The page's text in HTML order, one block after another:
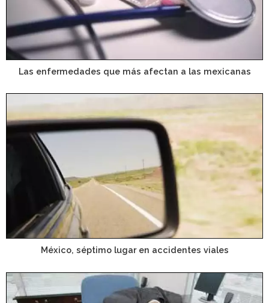
Las enfermedades que más afectan a las mexicanas
México, séptimo lugar en accidentes viales